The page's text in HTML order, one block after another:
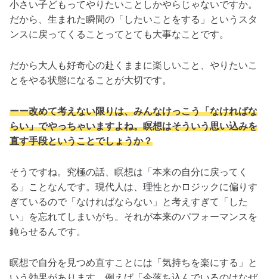
小さい子どもってやりたいことしかやらじゃないですか。
だから、 生まれた瞬間の「したいことをする」というスタ
ンスに戻ってくることってとても大事なこと です。
だから大人も好奇心の赴くままに楽しいこと、やりたいこ
とをやる状態になることが大切です。
ーー改めて考えない限りは、みんなけっこう「なければな
らい」でやっちゃいますよね。瞑想はそういう思い込みを
直す手段ということでしょうか？
そうですね。究極の話、瞑想は「本来の自分に戻ってく
る」ことなんです。 現代人は、理性とかロジックに偏りす
ぎているので「なければならない」と考えすぎて「した
い」を忘れてしまいがち 。それが本来のパフォーマンスを
鈍らせるんです。
瞑想で自分を見つめ直すことには「気持ちを楽にする」と